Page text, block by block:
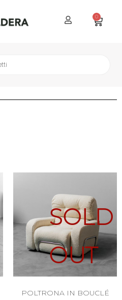
0
SOLD
OUT
POLTRONA IN BOUCLÉ